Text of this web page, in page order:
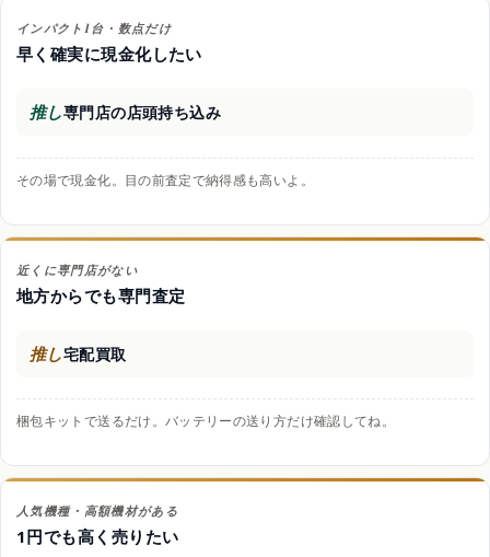
インパクト1台・数点だけ
早く確実に現金化したい
推し専門店の店頭持ち込み
その場で現金化。目の前査定で納得感も高いよ。
近くに専門店がない
地方からでも専門査定
推し宅配買取
梱包キットで送るだけ。バッテリーの送り方だけ確認してね。
人気機種・高額機材がある
1円でも高く売りたい